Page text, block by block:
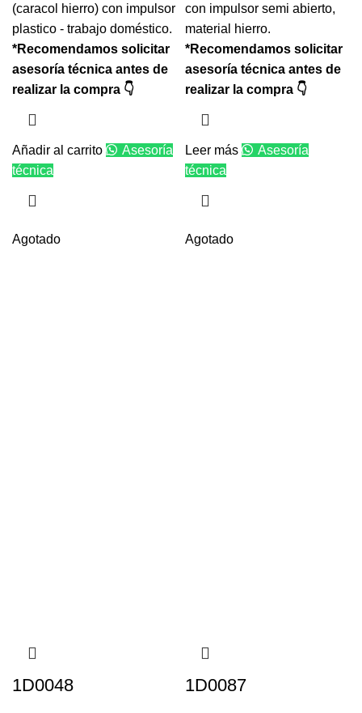
(caracol hierro) con impulsor
plastico - trabajo doméstico.
*Recomendamos solicitar
asesoría técnica antes de
realizar la compra 👇
Añadir al carrito
Asesoría
técnica
con impulsor semi abierto,
material hierro.
*Recomendamos solicitar
asesoría técnica antes de
realizar la compra 👇
Leer más
Asesoría
técnica
Agotado
1D0048
Agotado
1D0087